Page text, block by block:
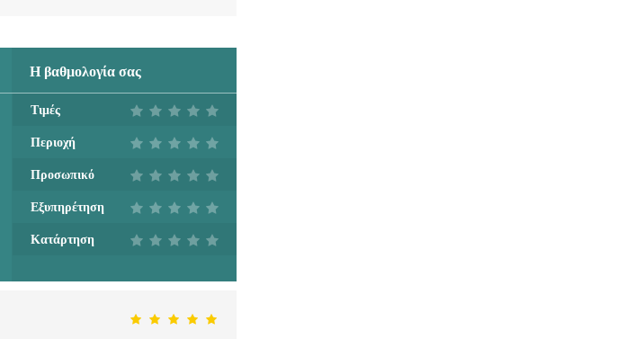
Η βαθμολογία σας
Τιμές
Περιοχή
Προσωπικό
Εξυπηρέτηση
Κατάρτηση